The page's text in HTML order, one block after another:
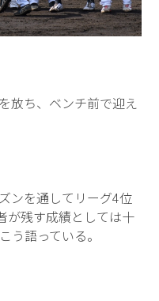
放ち、ベンチ前で迎え
ンを通してリーグ4位
が残す成績としては十
う語っている。